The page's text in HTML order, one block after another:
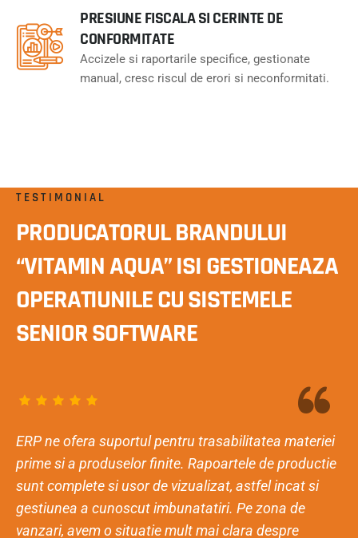
PRESIUNE FISCALA SI CERINTE DE
CONFORMITATE
Accizele si raportarile specifice, gestionate
manual, cresc riscul de erori si neconformitati.
TESTIMONIAL
PRODUCATORUL BRANDULUI
“VITAMIN AQUA” ISI GESTIONEAZA
OPERATIUNILE CU SISTEMELE
SENIOR SOFTWARE
ERP ne ofera suportul pentru trasabilitatea materiei
prime si a produselor finite. Rapoartele de productie
sunt complete si usor de vizualizat, astfel incat si
gestiunea a cunoscut imbunatatiri. Pe zona de
vanzari, avem o situatie mult mai clara despre